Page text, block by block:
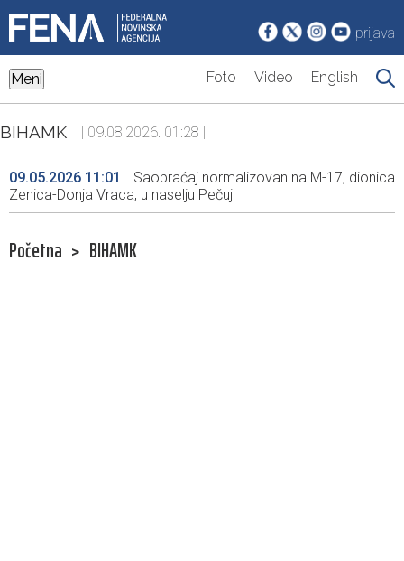
prijava
Meni Foto Video English
BIHAMK | 09.08.2026. 01:28 |
09.05.2026 11:01
Saobraćaj normalizovan na M-17, dionica
Zenica-Donja Vraca, u naselju Pečuj
Početna > BIHAMK